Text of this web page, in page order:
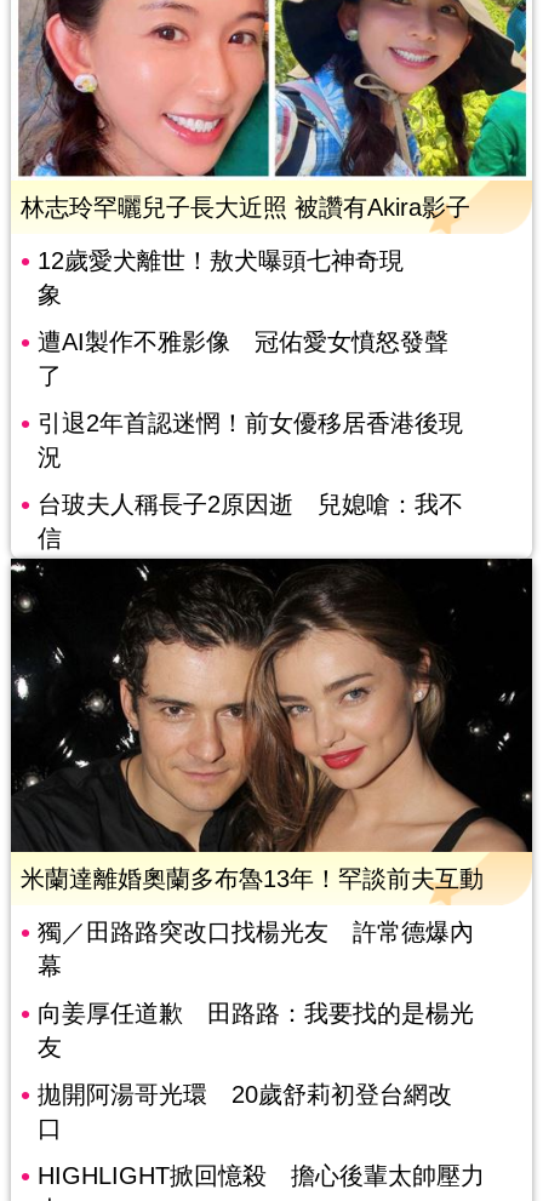
林志玲罕曬兒子長大近照 被讚有Akira影子
12歲愛犬離世！敖犬曝頭七神奇現
象
遭AI製作不雅影像 冠佑愛女憤怒發聲
了
引退2年首認迷惘！前女優移居香港後現
況
台玻夫人稱長子2原因逝 兒媳嗆：我不
信
米蘭達離婚奧蘭多布魯13年！罕談前夫互動
獨／田路路突改口找楊光友 許常德爆內
幕
向姜厚任道歉 田路路：我要找的是楊光
友
拋開阿湯哥光環 20歲舒莉初登台網改
口
HIGHLIGHT掀回憶殺 擔心後輩太帥壓力